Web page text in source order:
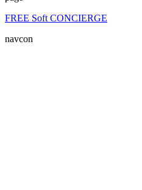
FREE Soft CONCIERGE
navcon